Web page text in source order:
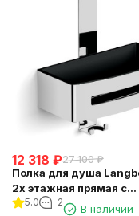
12 318 ₽27 100 ₽
Полка для душа Langberger
2х этажная прямая с
пластиком 75762
5.0 2
В наличии